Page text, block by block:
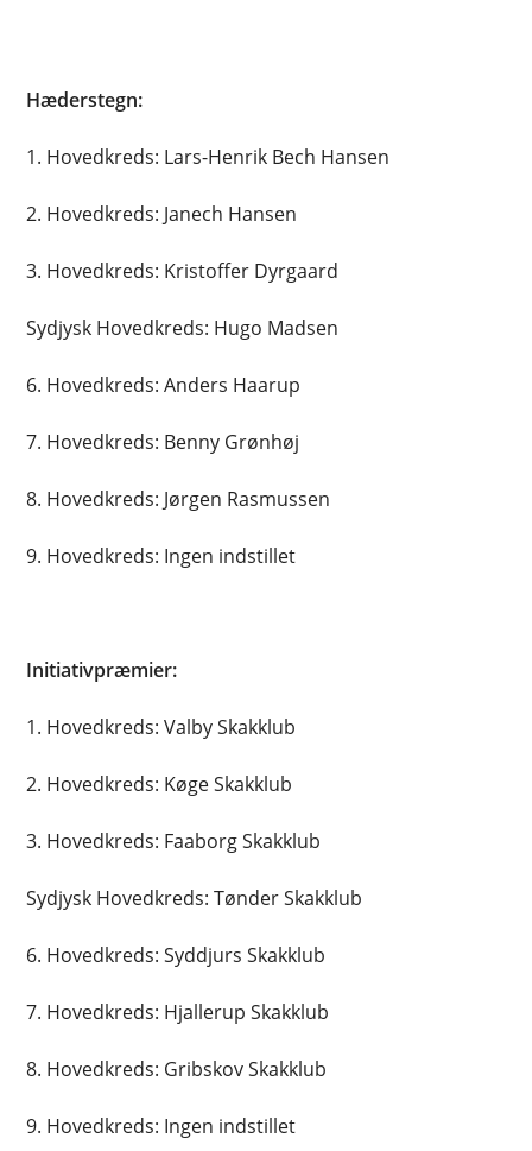
Hæderstegn:
1. Hovedkreds: Lars-Henrik Bech Hansen
2. Hovedkreds: Janech Hansen
3. Hovedkreds: Kristoffer Dyrgaard
Sydjysk Hovedkreds: Hugo Madsen
6. Hovedkreds: Anders Haarup
7. Hovedkreds: Benny Grønhøj
8. Hovedkreds: Jørgen Rasmussen
9. Hovedkreds: Ingen indstillet
Initiativpræmier:
1. Hovedkreds: Valby Skakklub
2. Hovedkreds: Køge Skakklub
3. Hovedkreds: Faaborg Skakklub
Sydjysk Hovedkreds: Tønder Skakklub
6. Hovedkreds: Syddjurs Skakklub
7. Hovedkreds: Hjallerup Skakklub
8. Hovedkreds: Gribskov Skakklub
9. Hovedkreds: Ingen indstillet